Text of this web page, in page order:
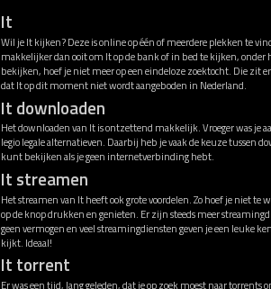
It
Wil je It kijken? Deze is online op één of meerdere plekken te
makkelijker dan ooit om It op de bank of in bed te kijken,
bekijken, hoef je niet meer op een eindeloze zoektocht. Die zit
dat It op dit moment niet wordt aangeboden in Nederland.
It downloaden
Het downloaden van It is ontzettend makkelijk. Vroeger was je
legio legale alternatieven. Daarbij heb je vaak de keuze tussen
kunt bekijken als je geen internetverbinding hebt.
It streamen
Het streamen van It heeft ook grote voordelen. Zo hoef je niet
op de knop drukken en genieten. Er zijn steeds meer
geen vermogen en veel streamingdiensten geven je een leuke
kijkt. Ideaal!
It torrent
Er was een tijd, lang geleden, dat je op zoek moest naar